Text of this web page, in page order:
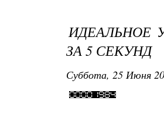
ИДЕАЛЬНОЕ
ЗА 5 СЕКУНД
Суббота, 25 Июня